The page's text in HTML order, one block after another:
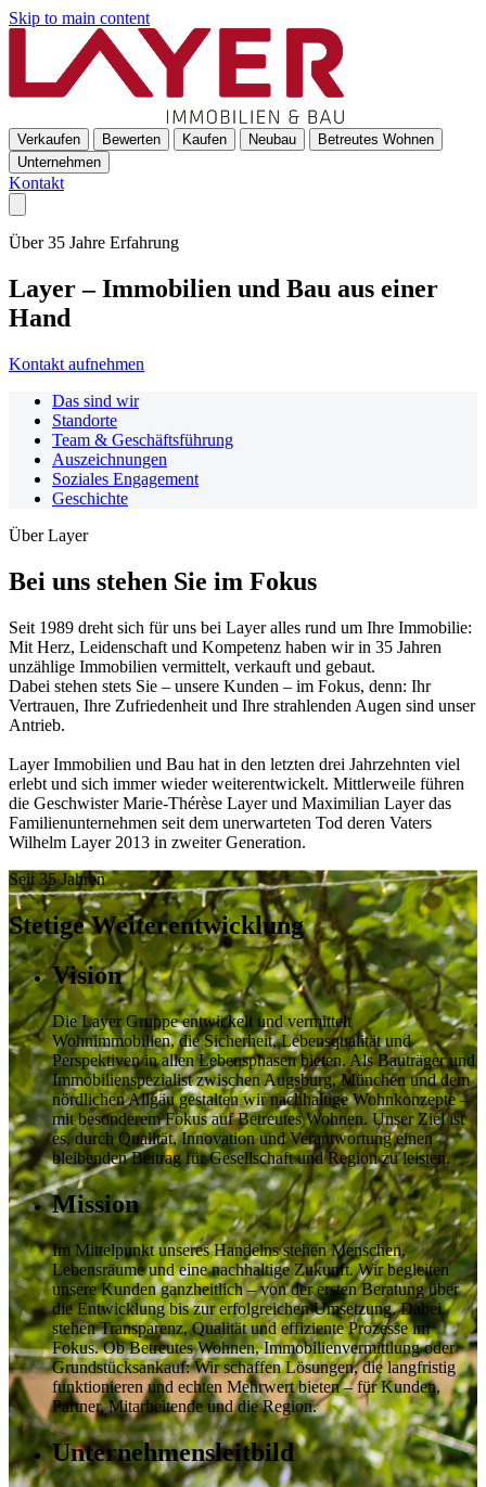
Skip to main content
Verkaufen Bewerten Kaufen Neubau
Betreutes Wohnen
Unternehmen
Kontakt
Über 35 Jahre Erfahrung
Layer – Immobilien und Bau aus einer
Hand
Kontakt aufnehmen
Das sind wir
Standorte
Team & Geschäftsführung
Auszeichnungen
Soziales Engagement
Geschichte
Über Layer
Bei uns stehen Sie im Fokus
Seit 1989 dreht sich für uns bei Layer alles rund um Ihre Immobilie:
Mit Herz, Leidenschaft und Kompetenz haben wir in 35 Jahren
unzählige Immobilien vermittelt, verkauft und gebaut.
Dabei stehen stets Sie – unsere Kunden – im Fokus, denn: Ihr
Vertrauen, Ihre Zufriedenheit und Ihre strahlenden Augen sind unser
Antrieb.
Layer Immobilien und Bau hat in den letzten drei Jahrzehnten viel
erlebt und sich immer wieder weiterentwickelt. Mittlerweile führen
die Geschwister Marie-Thérèse Layer und Maximilian Layer das
Familienunternehmen seit dem unerwarteten Tod deren Vaters
Wilhelm Layer 2013 in zweiter Generation.
Seit 35 Jahren
Stetige Weiterentwicklung
Vision
Die Layer Gruppe entwickelt und vermittelt
Wohnimmobilien, die Sicherheit, Lebensqualität und
Perspektiven in allen Lebensphasen bieten. Als Bauträger und
Immobilienspezialist zwischen Augsburg, München und dem
nördlichen Allgäu gestalten wir nachhaltige Wohnkonzepte –
mit besonderem Fokus auf Betreutes Wohnen. Unser Ziel ist
es, durch Qualität, Innovation und Verantwortung einen
bleibenden Beitrag für Gesellschaft und Region zu leisten.
Mission
Im Mittelpunkt unseres Handelns stehen Menschen,
Lebensräume und eine nachhaltige Zukunft. Wir begleiten
unsere Kunden ganzheitlich – von der ersten Beratung über
die Entwicklung bis zur erfolgreichen Umsetzung. Dabei
stehen Transparenz, Qualität und effiziente Prozesse im
Fokus. Ob Betreutes Wohnen, Immobilienvermittlung oder
Grundstücksankauf: Wir schaffen Lösungen, die langfristig
funktionieren und echten Mehrwert bieten – für Kunden,
Partner, Mitarbeitende und die Region.
Unternehmensleitbild